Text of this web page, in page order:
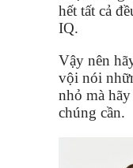
hết tất cả
IQ.
Vậy nên
vội nói
nhỏ mà
chúng cần.